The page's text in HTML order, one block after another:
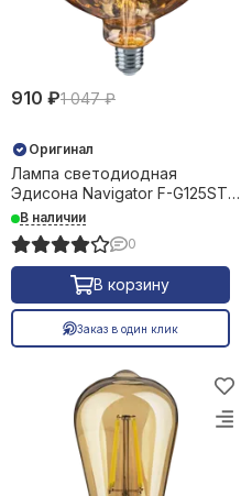
910 ₽1 047 ₽
Оригинал
Лампа светодиодная
Эдисона Navigator F-G125ST
4Вт Е27 2700К 33959
В наличии
0
В корзину
Заказ в один клик